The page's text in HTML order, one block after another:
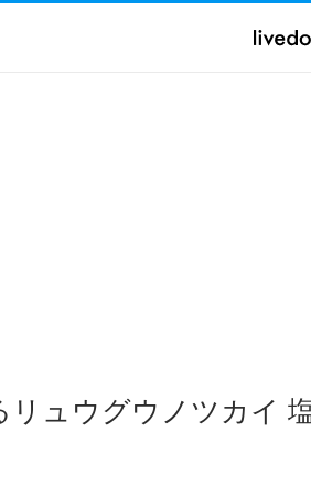
リュウグウノツカイ